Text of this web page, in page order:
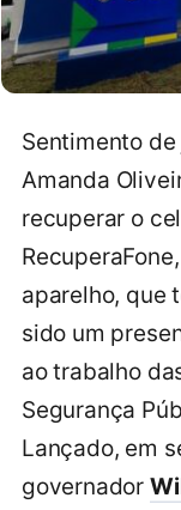
Sentimento
Amanda
recuperar o
aparelho, que
sido um
ao trabalho
Segurança
Lançado, em
governador